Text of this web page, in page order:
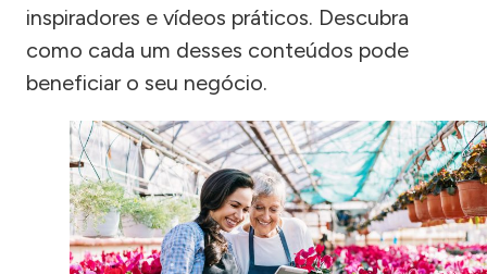
inspiradores e vídeos práticos. Descubra
como cada um desses conteúdos pode
beneficiar o seu negócio.